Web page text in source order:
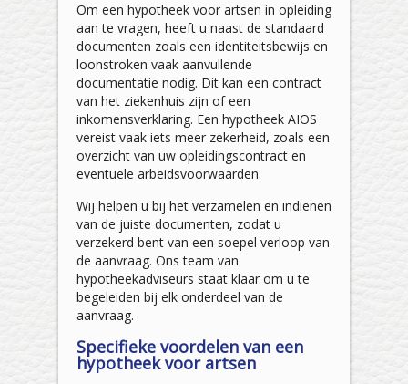
Om een hypotheek voor artsen in opleiding
aan te vragen, heeft u naast de standaard
documenten zoals een identiteitsbewijs en
loonstroken vaak aanvullende
documentatie nodig. Dit kan een contract
van het ziekenhuis zijn of een
inkomensverklaring. Een hypotheek AIOS
vereist vaak iets meer zekerheid, zoals een
overzicht van uw opleidingscontract en
eventuele arbeidsvoorwaarden.
Wij helpen u bij het verzamelen en indienen
van de juiste documenten, zodat u
verzekerd bent van een soepel verloop van
de aanvraag. Ons team van
hypotheekadviseurs staat klaar om u te
begeleiden bij elk onderdeel van de
aanvraag.
Specifieke voordelen van een
hypotheek voor artsen